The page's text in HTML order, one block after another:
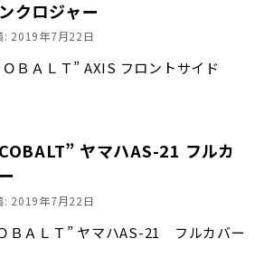
クロジャー
: 2019年7月22日
ＯＢＡＬＴ” AXIS フロントサイド
COBALT” ヤマハAS-21 フルカ
: 2019年7月22日
ＢＡＬＴ” ヤマハAS-21 フルカバー